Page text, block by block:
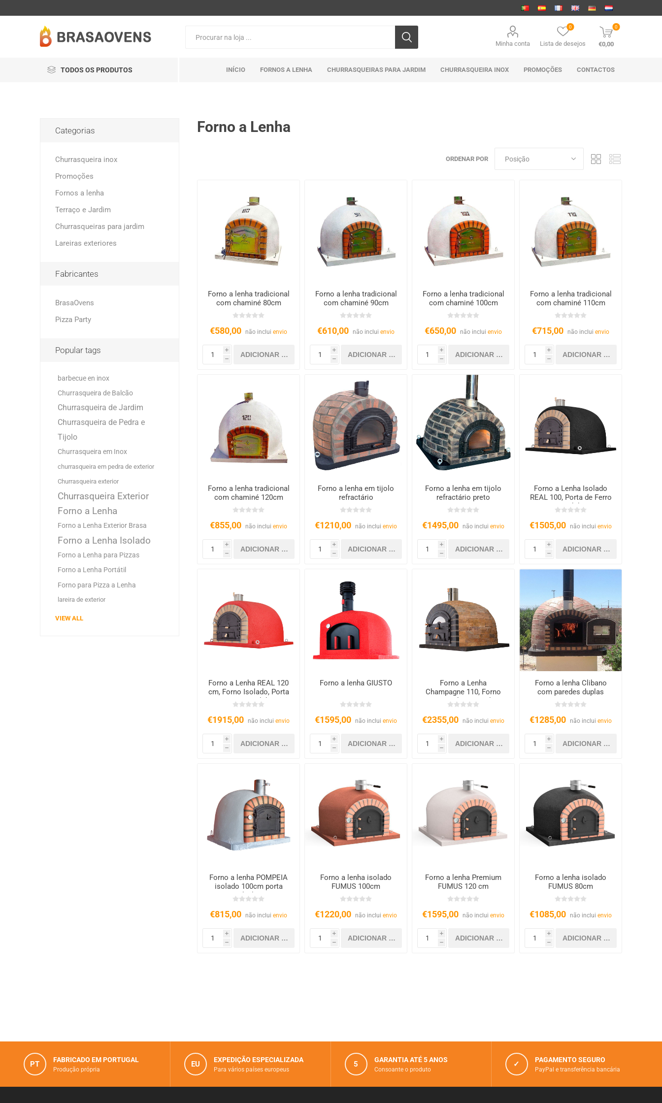
Minha conta Lista de desejos
0 0
€0,00
TODOS OS PRODUTOS INÍCIO FORNOS A LENHA CHURRASQUEIRAS PARA JARDIM CHURRASQUEIRA INOX PROMOÇÕES CONTACTOS
Forno a Lenha
ORDENAR POR
Forno a lenha tradicional
com chaminé 80cm
€580,00 não incluienvio
i
h
Forno a lenha tradicional
com chaminé 90cm
€610,00 não incluienvio
i
h
Forno a lenha tradicional
com chaminé 100cm
€650,00 não incluienvio
i
h
Forno a lenha tradicional
com chaminé 110cm
€715,00 não incluienvio
i
h
Forno a lenha tradicional
com chaminé 120cm
€855,00 não incluienvio
i
h
Forno a lenha em tijolo
refractário
€1210,00 não incluienvio
i
h
Forno a lenha em tijolo
refractário preto
€1495,00 não incluienvio
i
h
Forno a Lenha Isolado
REAL 100, Porta de Ferro
Fundido
€1505,00 não incluienvio
i
h
Forno a Lenha REAL 120
cm, Forno Isolado, Porta
Ferro Fundido
€1915,00 não incluienvio
i
h
Forno a lenha GIUSTO
€1595,00 não incluienvio
i
h
Forno a Lenha
Champagne 110, Forno
em Pedra Natural,
€2355,00 não incluienvio
i
h
Forno a lenha Clibano
com paredes duplas
€1285,00 não incluienvio
i
h
Forno a lenha POMPEIA
isolado 100cm porta
dupla
€815,00 não incluienvio
i
h
Forno a lenha isolado
FUMUS 100cm
€1220,00 não incluienvio
i
h
Forno a lenha Premium
FUMUS 120 cm
€1595,00 não incluienvio
i
h
Forno a lenha isolado
FUMUS 80cm
€1085,00 não incluienvio
i
h
Categorias
Churrasqueira inox
Promoções
Fornos a lenha
Terraço e Jardim
Churrasqueiras para jardim
Lareiras exteriores
Fabricantes
BrasaOvens
Pizza Party
Popular tags
barbecue en inox
Churrasqueira de Balcão
Churrasqueira de Jardim
Churrasqueira de Pedra e
Tijolo
Churrasqueira em Inox
churrasqueira em pedra de exterior
Churrasqueira exterior
Churrasqueira Exterior
Forno a Lenha
Forno a Lenha Exterior Brasa
Forno a Lenha Isolado
Forno a Lenha para Pizzas
Forno a Lenha Portátil
Forno para Pizza a Lenha
lareira de exterior
VIEW ALL
PT FABRICADO EM PORTUGAL
Produção própria
EU EXPEDIÇÃO ESPECIALIZADA
Para vários paí­ses europeus
5 GARANTIA ATÉ 5 ANOS
Consoante o produto
✓ PAGAMENTO SEGURO
PayPal e transferência bancária